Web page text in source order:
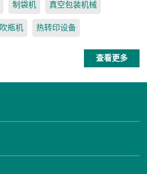
制袋机 真空包装机械
吹瓶机 热转印设备
查看更多